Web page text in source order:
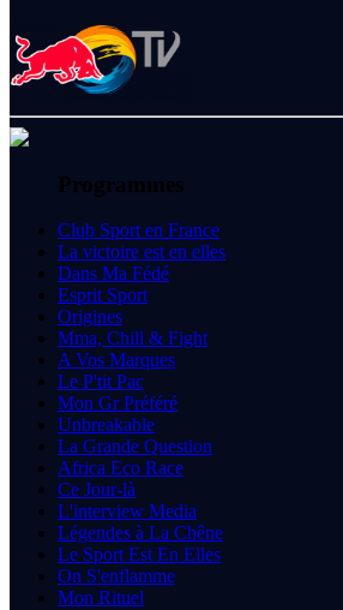
Programmes
Club Sport en France
La victoire est en elles
Dans Ma Fédé
Esprit Sport
Origines
Mma, Chill & Fight
A Vos Marques
Le P'tit Pac
Mon Gr Préféré
Unbreakable
La Grande Question
Africa Eco Race
Ce Jour-là
L'interview Media
Légendes à La Chêne
Le Sport Est En Elles
On S'enflamme
Mon Rituel